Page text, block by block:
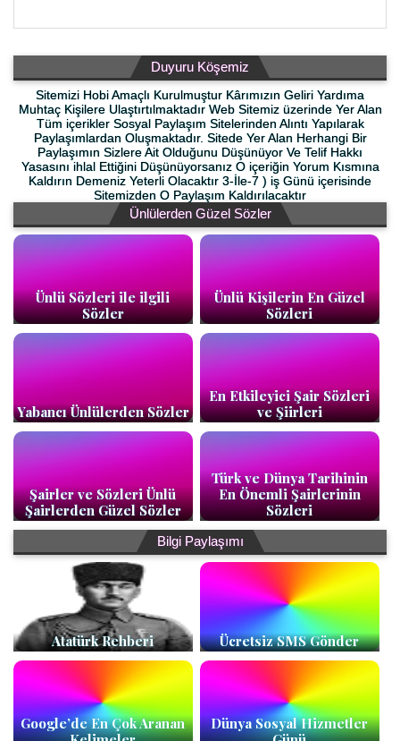
Duyuru Köşemiz
Sitemizi Hobi Amaçlı Kurulmuştur Kârımızın Geliri Yardıma
Muhtaç Kişilere Ulaştırtılmaktadır Web Sitemiz üzerinde Yer Alan
Tüm içerikler Sosyal Paylaşım Sitelerinden Alıntı Yapılarak
Paylaşımlardan Oluşmaktadır. Sitede Yer Alan Herhangi Bir
Paylaşımın Sizlere Ait Olduğunu Düşünüyor Ve Telif Hakkı
Yasasını ihlal Ettiğini Düşünüyorsanız O içeriğin Yorum Kısmına
Kaldırın Demeniz Yeterli Olacaktır 3-İle-7 ) iş Günü içerisinde
Sitemizden O Paylaşım Kaldırılacaktır
Ünlülerden Güzel Sözler
Ünlü Sözleri ile ilgili
Sözler
Ünlü Kişilerin En Güzel
Sözleri
Yabancı Ünlülerden Sözler
En Etkileyici Şair Sözleri
ve Şiirleri
Şairler ve Sözleri Ünlü
Şairlerden Güzel Sözler
Türk ve Dünya Tarihinin
En Önemli Şairlerinin
Sözleri
Bilgi Paylaşımı
Atatürk Rehberi Ücretsiz SMS Gönder
Google’de En Çok Aranan
Dünya Sosyal Hizmetler